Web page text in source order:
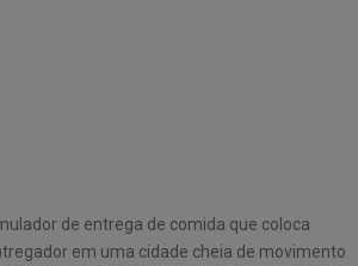
de entrega de comida que coloca
em uma cidade cheia de movimento